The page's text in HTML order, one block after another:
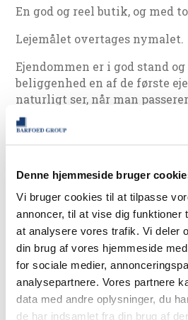
Denne hjemmeside bruger
Vi bruger cookies til at tilpasse
annoncer, til at vise dig funktioner
at analysere vores trafik. Vi deler
din brug af vores hjemmeside
for sociale medier,
analysepartnere. Vores partnere
data med andre oplysninger, du
de har indsamlet fra din brug af
En god og reel butik, og med
Lejemålet overtages nymalet.
Ejendommen er i god stand
beliggenhed en af de første
naturligt ser, når man
Landsoldaten og skal ned
Lejemålet, som er beliggende
andre liberale erhverv.
Bemærk venligst, at
for såvidt angår det bagerste
anderledes, men det kan ses
nedenfor.
DOWNLOAD PROSPEKT